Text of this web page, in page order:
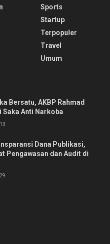
Sports
Startup
Terpopuler
Travel
Umum
Bersatu, AKBP Rahmad
Saka Anti Narkoba
Dana Publikasi,
Pengawasan dan Audit di